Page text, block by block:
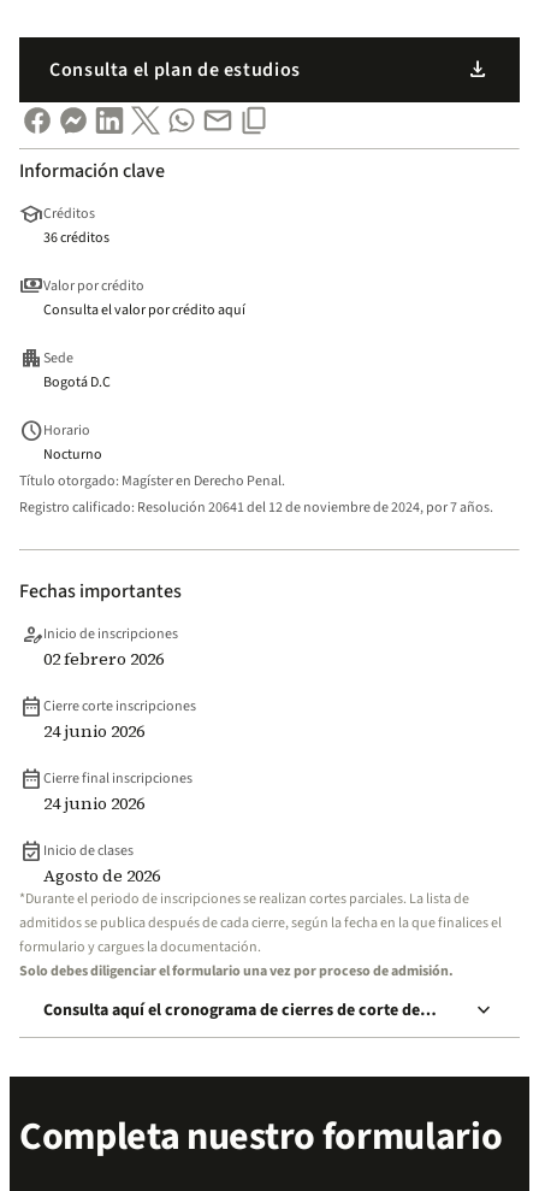
Consulta el plan de estudios download
Información clave
schoolCréditos
36 créditos
paymentsValor por crédito
Consulta el valor por crédito aquí
apartmentSede
Bogotá D.C
scheduleHorario
Nocturno
Título otorgado: Magíster en Derecho Penal.
Registro calificado: Resolución 20641 del 12 de noviembre de 2024, por 7 años.
Fechas importantes
person_editInicio de inscripciones
02 febrero 2026
date_rangeCierre corte inscripciones
24 junio 2026
date_rangeCierre final inscripciones
24 junio 2026
event_available Inicio de clases
Agosto de 2026
*Durante el periodo de inscripciones se realizan cortes parciales. La lista de
admitidos se publica después de cada cierre, según la fecha en la que finalices el
formulario y cargues la documentación.
Solo debes diligenciar el formulario una vez por proceso de admisión.
Consulta aquí el cronograma de cierres de corte de
inscripción
keyboard_arrow_down
Completa nuestro formulario